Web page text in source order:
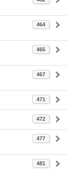
464
465
467
471
472
477
481